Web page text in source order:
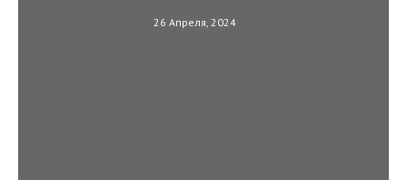
26 Апреля, 2024